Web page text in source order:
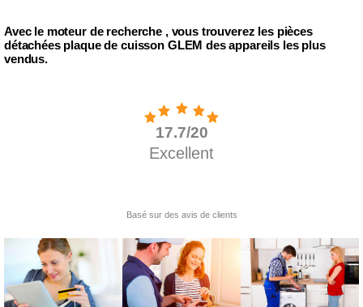
Avec le moteur de recherche , vous trouverez les pièces
détachées plaque de cuisson GLEM des appareils les plus
vendus.